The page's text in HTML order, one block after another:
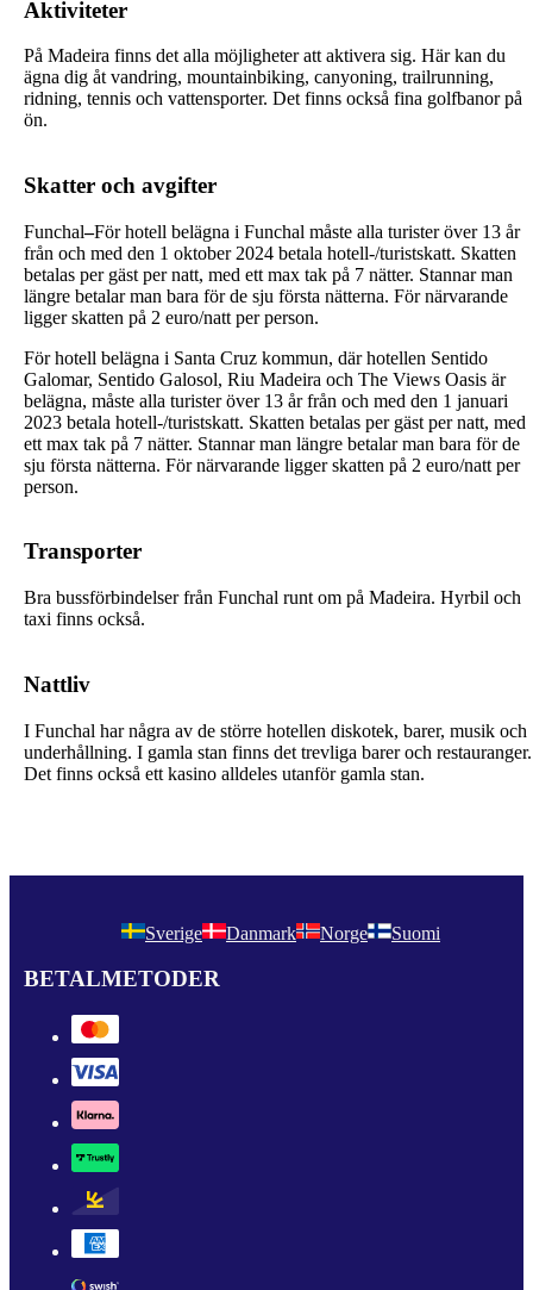
Aktiviteter
På Madeira finns det alla möjligheter att aktivera sig. Här kan du
ägna dig åt vandring, mountainbiking, canyoning, trailrunning,
ridning, tennis och vattensporter. Det finns också fina golfbanor på
ön.
Skatter och avgifter
Funchal–För hotell belägna i Funchal måste alla turister över 13 år
från och med den 1 oktober 2024 betala hotell-/turistskatt. Skatten
betalas per gäst per natt, med ett max tak på 7 nätter. Stannar man
längre betalar man bara för de sju första nätterna. För närvarande
ligger skatten på 2 euro/natt per person.
För hotell belägna i Santa Cruz kommun, där hotellen Sentido
Galomar, Sentido Galosol, Riu Madeira och The Views Oasis är
belägna, måste alla turister över 13 år från och med den 1 januari
2023 betala hotell-/turistskatt. Skatten betalas per gäst per natt, med
ett max tak på 7 nätter. Stannar man längre betalar man bara för de
sju första nätterna. För närvarande ligger skatten på 2 euro/natt per
person.
Transporter
Bra bussförbindelser från Funchal runt om på Madeira. Hyrbil och
taxi finns också.
Nattliv
I Funchal har några av de större hotellen diskotek, barer, musik och
underhållning. I gamla stan finns det trevliga barer och restauranger.
Det finns också ett kasino alldeles utanför gamla stan.
Sverige Danmark Norge Suomi
BETALMETODER